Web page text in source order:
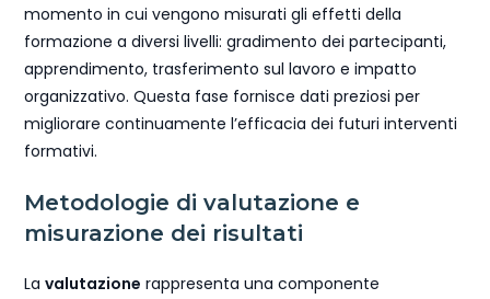
momento in cui vengono misurati gli effetti della
formazione a diversi livelli: gradimento dei partecipanti,
apprendimento, trasferimento sul lavoro e impatto
organizzativo. Questa fase fornisce dati preziosi per
migliorare continuamente l’efficacia dei futuri interventi
formativi.
Metodologie di valutazione e
misurazione dei risultati
Lavalutazione rappresenta una componente